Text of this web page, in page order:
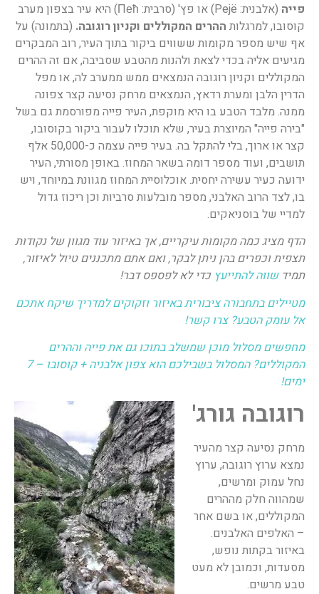
פייה
(אלבנית: Pejë) או פץ' (סרבית: Пећ) היא עיר בצפון מערב
קוסובו, למרגלות ההרים המקוללים וקניון רוגובה. (בתמונה) על
אף שיש מספר מקומות ששווים ביקור בתוך העיר, רוב המבקרים
מגיעים אליה בכדי לצאת ולהנות מהטבע שסביבה, אם זה ההרים
המקוללים וקניון רוגובה הנמצאים ממש ממערב לה, או מפל
הדרין הלבן ומערת רדאץ, הנמצאים מרחק נסיעה קצר צפונה
ממנה. מלבד הטבע בו היא מוקפת, העיר פייה מפורסמת גם בשל
"בירה פייה" המיוצרת בעיר, שלא תוכלו לעבור ביקור בקוסובו,
קצר או ארוך, בלי להתקל בה. בעיר פייה עצמה כ-50,000 אלף
תושבים, ועוד מספר דומה בשאר המחוז. באופן מסורתי, העיר
ידועה כעיר עשירה יחסית. אוכלוסיית המחוז מגוונת במיוחד, ויש
בו, לצד הרוב האלבני, מספר מובלעות סרביות וכן ריכוז גדול
למדיי של בוסניאקים.
הדף מציג כמה מקומות עיקריים, אך באיזור עוד מגוון של נקודות
תצפית וכפרים בהן ניתן לבקר, ואם אתם מתכננים טיול לאיזור,
תמידשווהלהתייעץ כדי לא לפספס דבר!
מטיילים בתחבורה ציבורית באיזור וזקוקים למדריך שיקח אתכם
אל עומק הטבע? צרו קשר!
מחפשים מסלול מוכן שמשלב בתוכו גם את פייה וההרים
המקוללים? המסלול בשבילכם הוא צ
פון אלבניה + קוסובו – 7
ימים!
רוגובה גורג'
מרחק נסיעה קצר מהעיר
נמצא ערוץ רוגובה, ערוץ
נחל עמוק ומרשים,
שמהווה חלק מההרים
המקוללים, או בשם אחר
– האלפים האלבנים.
באיזור בקתות נופש,
מסעדות, וכמובן לא מעט
טבע מרשים.